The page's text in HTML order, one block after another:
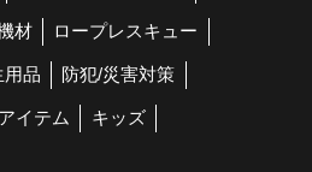
材 ロープレスキュー
用品 防犯/災害対策
イテム キッズ